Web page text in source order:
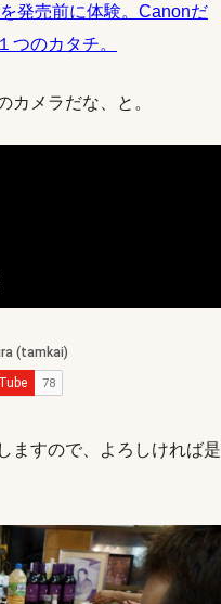
発売前に体験。Canonだ
つのカタチ。
カメラだな、と。
ますので、よろしければ是